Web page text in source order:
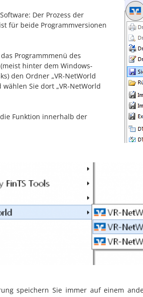
Der Prozess der
für beide Programmversionen
Programmmenü des
hinter dem Windows-
den Ordner „VR-NetWorld
wählen Sie dort „VR-NetWorld
Funktion innerhalb der
speichern Sie immer auf einem